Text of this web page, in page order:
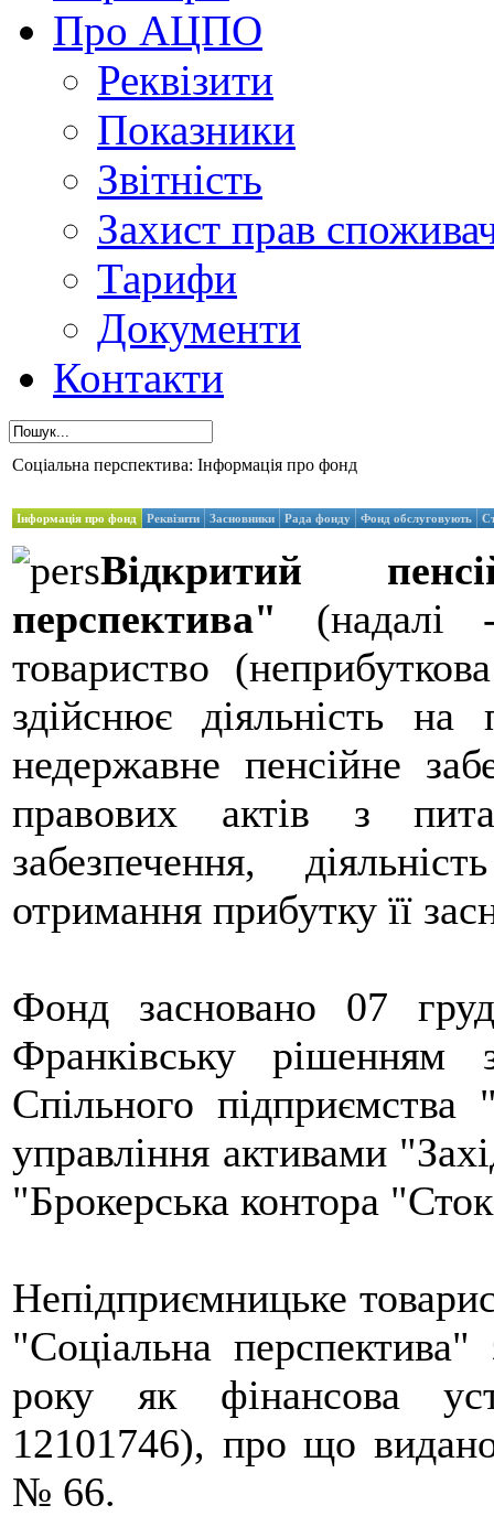
Про АЦПО
Реквізити
Показники
Звітність
Захист прав
Тарифи
Документи
Контакти
Соціальна перспектива: Інформація про фонд
Інформація про фонд Реквізити Засновники Рада фонду Фонд обслуговують
Відкритий
перспектива" (надалі
товариство
здійснює діяльність
недержавне пенсійне
правових актів з
забезпечення,
отримання прибутку її
Фонд засновано 07
Франківську рішенням
Спільного
управління активами
"Брокерська контора
Непідприємницьке
"Соціальна
року як фінансова
12101746), про що
№ 66.